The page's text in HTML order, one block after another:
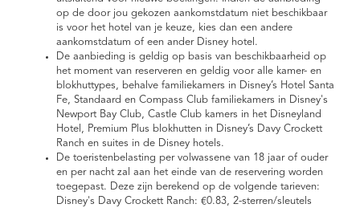
op de door jou gekozen aankomstdatum niet beschikbaar
is voor het hotel van je keuze, kies dan een andere
aankomstdatum of een ander Disney hotel.
De aanbieding is geldig op basis van beschikbaarheid op
het moment van reserveren en geldig voor alle kamer- en
blokhuttypes, behalve familiekamers in Disney’s Hotel Santa
Fe, Standaard en Compass Club familiekamers in Disney's
Newport Bay Club, Castle Club kamers in het Disneyland
Hotel, Premium Plus blokhutten in Disney’s Davy Crockett
Ranch en suites in de Disney hotels.
De toeristenbelasting per volwassene van 18 jaar of ouder
en per nacht zal aan het einde van de reservering worden
toegepast. Deze zijn berekend op de volgende tarieven:
Disney's Davy Crockett Ranch: €0.83, 2-sterren/sleutels